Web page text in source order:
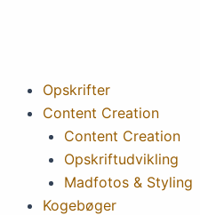
Opskrifter
Content Creation
Content Creation
Opskriftudvikling
Madfotos & Styling
Kogebøger